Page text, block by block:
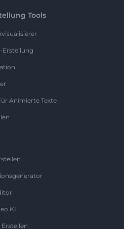
Tools
Animierte Texte
KI
Erstellen